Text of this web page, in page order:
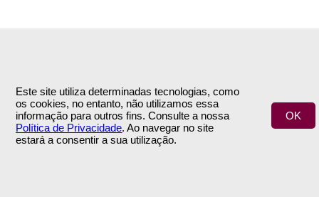
Este site utiliza determinadas tecnologias, como
os cookies, no entanto, não utilizamos essa
informação para outros fins. Consulte a nossa
Política de Privacidade. Ao navegar no site
estará a consentir a sua utilização.
OK
Termos e Condições
Política de Privacidade
Contactos
Envio
Trocas & Devoluções
ÁREA DE CLIENTE
SIGA-NOS